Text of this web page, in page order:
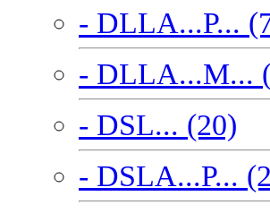
- DLLA...P...
- DLLA...M...
- DSL... (20)
- DSLA...P...